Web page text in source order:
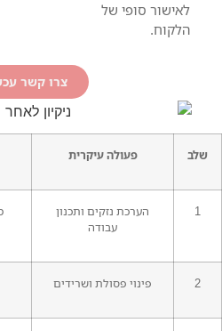
לאישור סופי של
הלקוח.
צרו קשר
שלב פעולה עיקרית
1
הערכת נזקים ותכנון
עבודה
2 פינוי פסולת ושרידים